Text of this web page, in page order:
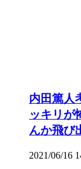
内田篤人
ッキリが
んか飛び
2021/06/16